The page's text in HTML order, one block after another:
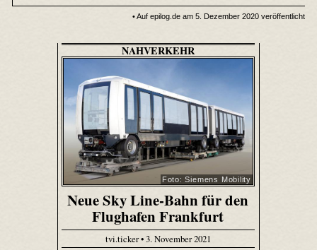
• Auf epilog.de am 5. Dezember 2020 veröffentlicht
NAHVERKEHR
Foto: Siemens Mobility
Neue Sky Line-Bahn für den
Flughafen Frankfurt
tvi.ticker • 3. November 2021